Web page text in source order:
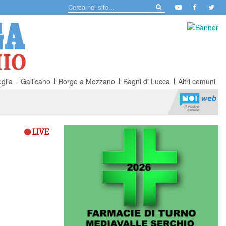
Gallicano Borgo a Mozzano Bagni di Lucca Altri comuni
LIVE